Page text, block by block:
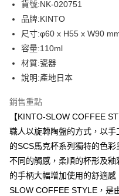
全盈+PAY
大哥付你分期
相關說明
【大哥付你分期使用說明】
1.本服務由台灣大哥大提供，台
流程，驗證手機門號後，選擇欲
成交易。
3.實際核准額度、可分期數及費
4.訂單成立30分鐘內，如未前往
消。如遇「轉專審核」未通過狀
法說明評估內容。
【繳款方式說明】
1.分期款項不併入電信帳單，「
2.透過簡訊連結打開帳單後，可
AFTEE先享後付
【關於「AFTEE先享後付」】
AFTEE先享後付是「在收到商品
１．簡單：不需註冊會員、不需
２．便利：只要手機號碼，簡訊
３．安心：先確認商品／服務後
【「AFTEE先享後付」結帳流程
１．於結帳方式選擇「AFTEE先
ATM付款
運送方式
付款後全家取貨
每筆NT$70，滿NT$1,000(含
貨號:NK-020751
品牌:KINTO
尺寸:φ60 x H55 x W90
容量:110ml
材質:瓷器
說明:產地日本
銷售重點
【KINTO-SLOW COFFEE
職人以旋轉陶盤的方式，以
的SCS馬克杯系列獨特的色
不同的觸感，柔順的杯形及
的手柄大幅增加使用的舒適感
SLOW COFFEE STYLE，是